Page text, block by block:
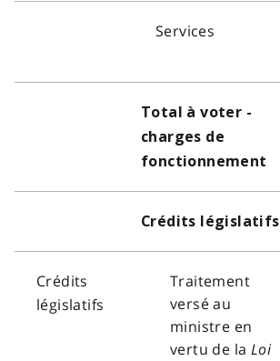
Services
Total à voter -
charges de
fonctionnement
Crédits législatifs
Crédits
législatifs
Traitement
versé au
ministre en
vertu de la Loi